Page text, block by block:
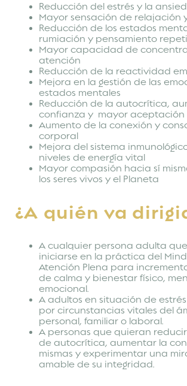
Reducción del estrés y la
Mayor sensación de relajación
Reducción de los estados
rumiación y pensamiento
Mayor capacidad de
atención
Reducción de la reactividad
Mejora en la gestión de las
estados mentales
Reducción de la autocrítica,
confianza y mayor aceptación
Aumento de la conexión y
corporal
Mejora del sistema
niveles de energía vital
Mayor compasión hacia sí
los seres vivos y el Planeta
¿A quién va
A cualquier persona adulta
iniciarse en la práctica del
Atención Plena para
de calma y bienestar físico,
emocional.
A adultos en situación de
por circunstancias vitales del
personal, familiar o laboral.
A personas que quieran reducir
de autocrítica, aumentar la
mismas y experimentar una
amable de su integridad.